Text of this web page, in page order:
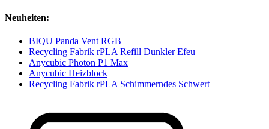
Neuheiten:
BIQU Panda Vent RGB
Recycling Fabrik rPLA Refill Dunkler Efeu
Anycubic Photon P1 Max
Anycubic Heizblock
Recycling Fabrik rPLA Schimmerndes Schwert